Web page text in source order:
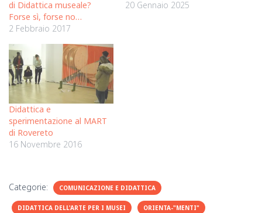
di Didattica museale?
Forse sì, forse no…
2 Febbraio 2017
20 Gennaio 2025
Didattica e
sperimentazione al MART
di Rovereto
16 Novembre 2016
Categorie: COMUNICAZIONE E DIDATTICA
DIDATTICA DELL'ARTE PER I MUSEI ORIENTA-"MENTI"